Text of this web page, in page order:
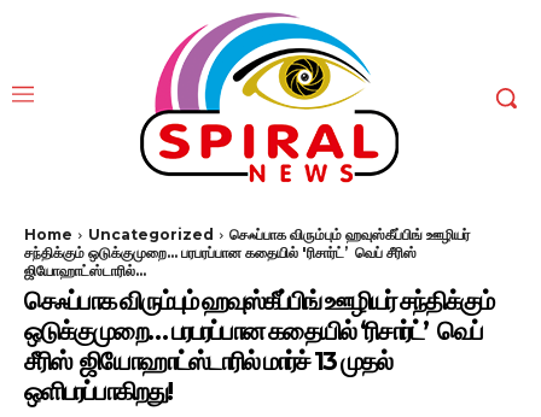
Home Uncategorized
செஃப்பாக விரும்பும் ஹவுஸ்கீப்பிங் ஊழியர்
சந்திக்கும் ஒடுக்குமுறை... பரபரப்பான கதையில் 'ரிசார்ட்’ வெப் சீரிஸ்
ஜியோஹாட்ஸ்டாரில்...
செஃப்பாக விரும்பும் ஹவுஸ்கீப்பிங் ஊழியர் சந்திக்கும்
ஒடுக்குமுறை… பரபரப்பான கதையில் ‘ரிசார்ட்’ வெப்
சீரிஸ் ஜியோஹாட்ஸ்டாரில் மார்ச் 13 முதல்
ஒளிபரப்பாகிறது!